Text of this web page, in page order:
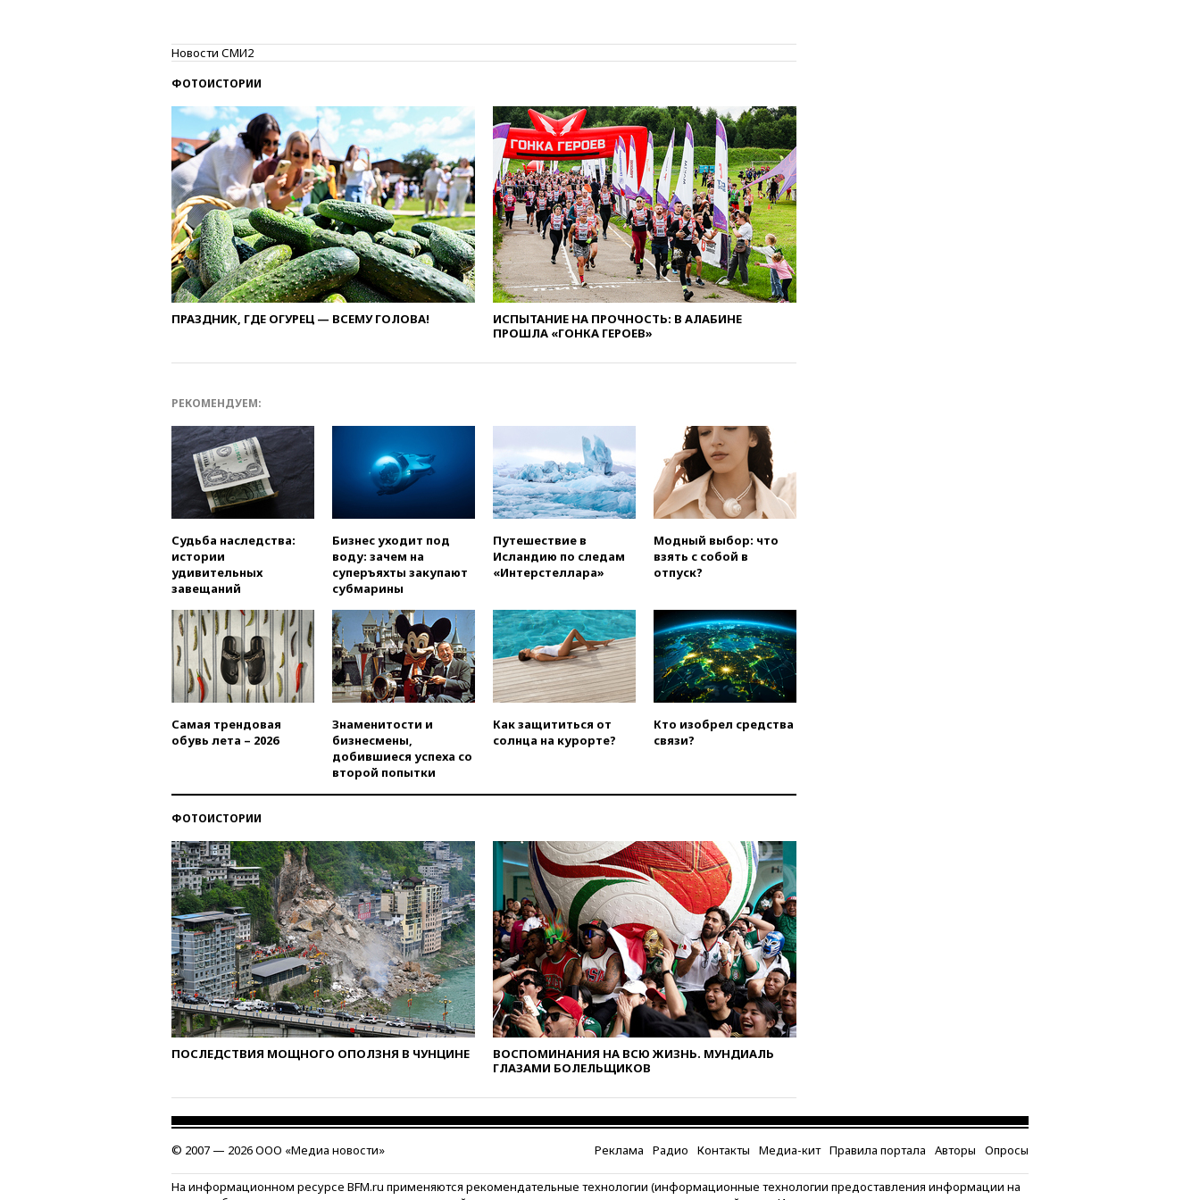
Москве вернут утраченную
скульптуру балерины
вчера, 22:45Литовец
протаранил погранпункт при
попытке попасть в Россию
вчера, 22:28Бессент
анонсировал скорое
соглашение о прекращении
огня США и Ирана
вчера, 22:15 Три человека
при нападении в Чехии
выделить средства на новые
вчера, 21:56
The Atlantic: Маск
отказал Украине в
использовании Starlink для
атак вглубь РФ
вчера, 21:35
После пожара на
складе в Брянске возбудили
уголовное дело
вчера, 21:26 Лидеры сборной
РФ по гимнастике получили
Хорватии
вчера, 21:15Пентагон
опубликовал 16 новых видео с
НЛО
вчера, 21:00На границе
Украины с Польшей скопилось
свыше 6,5 тысячи грузовиков
пройдет в 2026 году
беспилотников над Россией
вчера, 20:35Велосипедист
погиб при атаке FPV-дрона в
Белгородской области
вчера, 20:30Лидию Невзорову
заочно арестовали по делу о
финансировании
экстремизма
вчера, 20:20Суд США
постановил остановить
строительство бального зала в
Белом доме
санкций против России и
против журналистки Катерины
Новости СМИ2
ФОТОИСТОРИИ
ПРАЗДНИК, ГДЕ ОГУРЕЦ — ВСЕМУ ГОЛОВА!
ИСПЫТАНИЕ НА ПРОЧНОСТЬ: В АЛАБИНЕ
ПРОШЛА «ГОНКА ГЕРОЕВ»
РЕКОМЕНДУЕМ:
Судьба наследства:
истории
удивительных
завещаний
Бизнес уходит под
воду: зачем на
суперъяхты закупают
субмарины
Путешествие в
Исландию по следам
«Интерстеллара»
Модный выбор: что
взять с собой в
отпуск?
Самая трендовая
обувь лета – 2026
Знаменитости и
бизнесмены,
добившиеся успеха со
второй попытки
Как защититься от
солнца на курорте?
Кто изобрел средства
связи?
ФОТОИСТОРИИ
ПОСЛЕДСТВИЯ МОЩНОГО ОПОЛЗНЯ В ЧУНЦИНЕ
ВОСПОМИНАНИЯ НА ВСЮ ЖИЗНЬ. МУНДИАЛЬ
ГЛАЗАМИ БОЛЕЛЬЩИКОВ
© 2007 — 2026 ООО «Медиа новости» Реклама Радио Контакты Медиа-кит Правила портала Авторы Опросы
На информационном ресурсе BFM.ru применяются рекомендательные технологии (информационные технологии предоставления информации на